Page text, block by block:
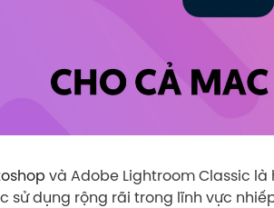
và Adobe Lightroom Classic
sử dụng rộng rãi trong lĩnh vực